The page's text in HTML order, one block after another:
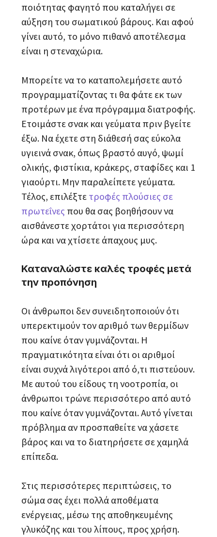
ποιότητας φαγητό που καταλήγει σε
αύξηση του σωματικού βάρους. Και αφού
γίνει αυτό, το μόνο πιθανό αποτέλεσμα
είναι η στεναχώρια.
Μπορείτε να το καταπολεμήσετε αυτό
προγραμματίζοντας τι θα φάτε εκ των
προτέρων με ένα πρόγραμμα διατροφής.
Ετοιμάστε σνακ και γεύματα πριν βγείτε
έξω. Να έχετε στη διάθεσή σας εύκολα
υγιεινά σνακ, όπως βραστό αυγό, ψωμί
ολικής, φιστίκια, κράκερς, σταφίδες και 1
γιαούρτι. Μην παραλείπετε γεύματα.
Τέλος, επιλέξτε τροφές πλούσιες σε
πρωτεΐνες που θα σας βοηθήσουν να
αισθάνεστε χορτάτοι για περισσότερη
ώρα και να χτίσετε άπαχους μυς.
Καταναλώστε καλές τροφές μετά
την προπόνηση
Οι άνθρωποι δεν συνειδητοποιούν ότι
υπερεκτιμούν τον αριθμό των θερμίδων
που καίνε όταν γυμνάζονται. Η
πραγματικότητα είναι ότι οι αριθμοί
είναι συχνά λιγότεροι από ό,τι πιστεύουν.
Με αυτού του είδους τη νοοτροπία, οι
άνθρωποι τρώνε περισσότερο από αυτό
που καίνε όταν γυμνάζονται. Αυτό γίνεται
πρόβλημα αν προσπαθείτε να χάσετε
βάρος και να το διατηρήσετε σε χαμηλά
επίπεδα.
Στις περισσότερες περιπτώσεις, το
σώμα σας έχει πολλά αποθέματα
ενέργειας, μέσω της αποθηκευμένης
γλυκόζης και του λίπους, προς χρήση.